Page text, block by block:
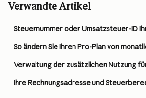
Verwandte Artikel